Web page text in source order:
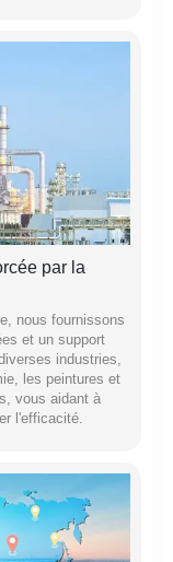
par la
nous fournissons
et un support
industries,
les peintures et
vous aidant à
l'efficacité.